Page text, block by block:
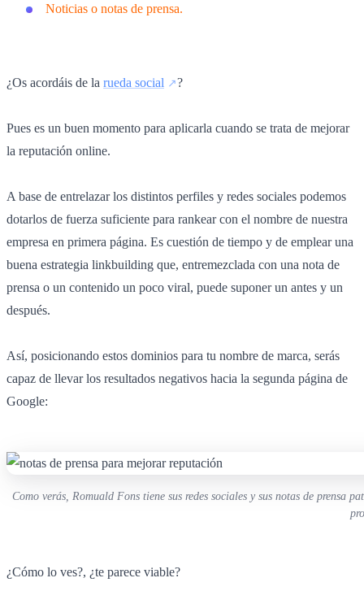
Noticias o notas de prensa.
¿Os acordáis de la rueda social ?
Pues es un buen momento para aplicarla cuando se trata de mejorar
la reputación online.
A base de entrelazar los distintos perfiles y redes sociales podemos
dotarlos de fuerza suficiente para rankear con el nombre de nuestra
empresa en primera página. Es cuestión de tiempo y de emplear una
buena estrategia linkbuilding que, entremezclada con una nota de
prensa o un contenido un poco viral, puede suponer un antes y un
después.
Así, posicionando estos dominios para tu nombre de marca, serás
capaz de llevar los resultados negativos hacia la segunda página de
Google:
Como verás, Romuald Fons tiene sus redes sociales y sus notas de prensa
¿Cómo lo ves?, ¿te parece viable?